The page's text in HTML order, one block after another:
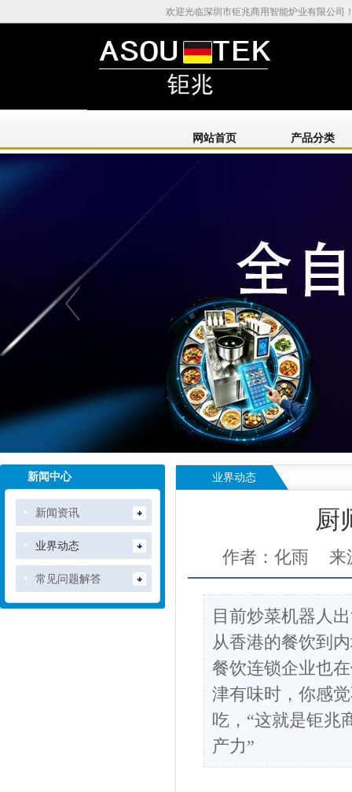
欢迎光临深圳市钜兆商用智能炉业有限公司
网站首页 产品分类
新闻中心
新闻资讯
业界动态
常见问题解答
业界动态
厨
作者：化雨 来
目前炒菜机器人
从香港的餐饮到
餐饮连锁企业也
津有味时，你感
吃，“这就是钜兆
产力”